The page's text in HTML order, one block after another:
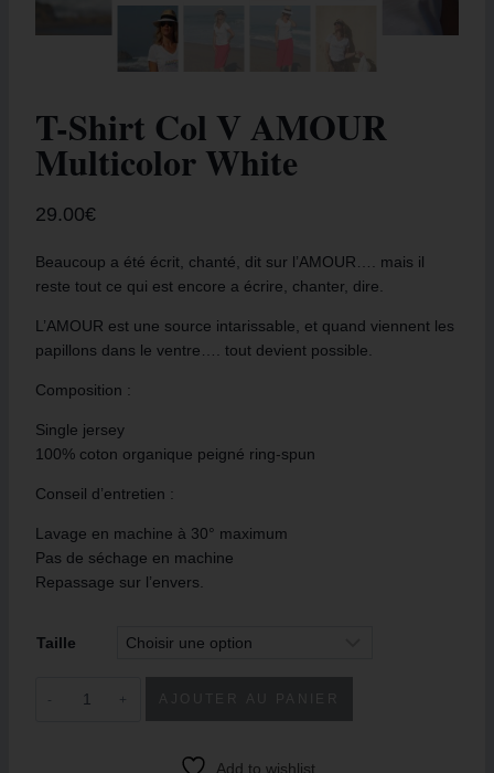
T-Shirt Col V AMOUR
Multicolor White
29.00€
Beaucoup a été écrit, chanté, dit sur l’AMOUR…. mais il
reste tout ce qui est encore a écrire, chanter, dire.
L’AMOUR est une source intarissable, et quand viennent les
papillons dans le ventre…. tout devient possible.
Composition :
Single jersey
100% coton organique peigné ring-spun
Conseil d’entretien :
Lavage en machine à 30° maximum
Pas de séchage en machine
Repassage sur l’envers.
Taille
Add to wishlist